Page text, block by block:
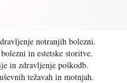
notranjih bolezni.
in estetske storitve.
in zdravljenje poškodb.
težavah in motnjah.